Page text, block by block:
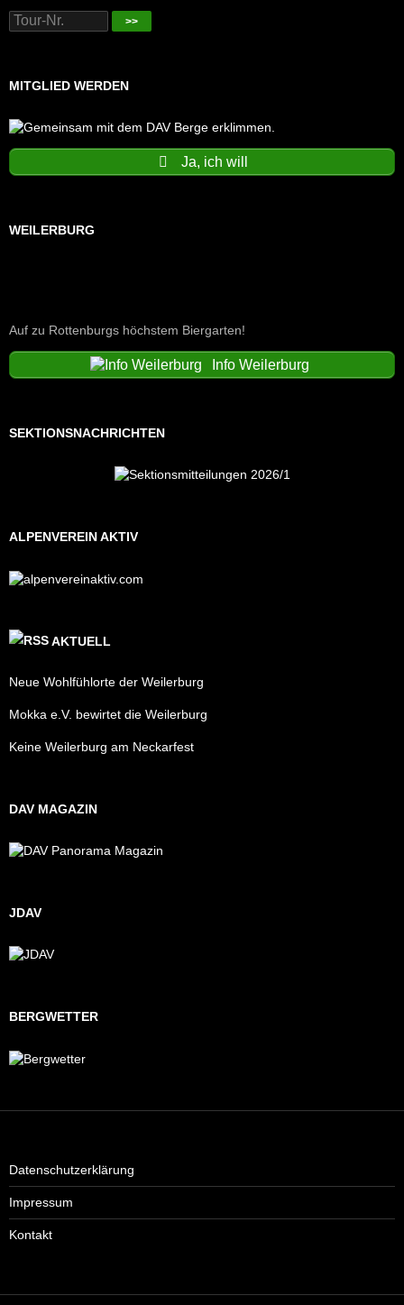
>>
MITGLIED WERDEN
Ja, ich will
WEILERBURG
Auf zu Rottenburgs höchstem Biergarten!
Info Weilerburg
SEKTIONSNACHRICHTEN
ALPENVEREIN AKTIV
AKTUELL
Neue Wohlfühlorte der Weilerburg
Mokka e.V. bewirtet die Weilerburg
Keine Weilerburg am Neckarfest
DAV MAGAZIN
JDAV
BERGWETTER
Datenschutzerklärung
Impressum
Kontakt